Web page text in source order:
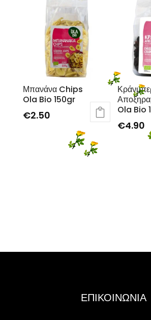
Μπανάνα Chips
Ola Bio 150gr
€2.50
Ola Bio
€4.90
ΕΠΙΚΟΙΝΩΝΙΑ